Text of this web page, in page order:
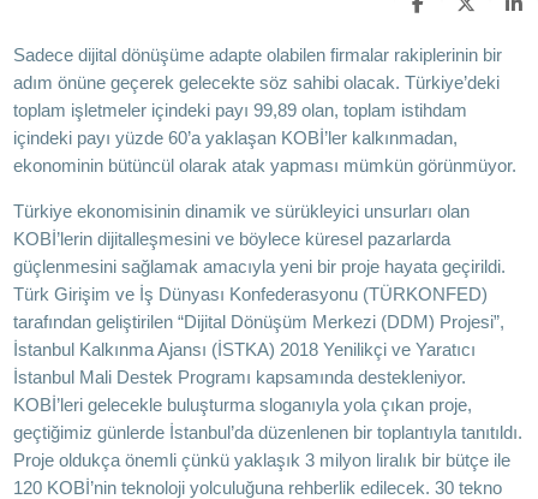
Sadece dijital dönüşüme adapte olabilen firmalar rakiplerinin bir
adım önüne geçerek gelecekte söz sahibi olacak. Türkiye’deki
toplam işletmeler içindeki payı 99,89 olan, toplam istihdam
içindeki payı yüzde 60’a yaklaşan KOBİ’ler kalkınmadan,
ekonominin bütüncül olarak atak yapması mümkün görünmüyor.
Türkiye ekonomisinin dinamik ve sürükleyici unsurları olan
KOBİ’lerin dijitalleşmesini ve böylece küresel pazarlarda
güçlenmesini sağlamak amacıyla yeni bir proje hayata geçirildi.
Türk Girişim ve İş Dünyası Konfederasyonu (TÜRKONFED)
tarafından geliştirilen “Dijital Dönüşüm Merkezi (DDM) Projesi”,
İstanbul Kalkınma Ajansı (İSTKA) 2018 Yenilikçi ve Yaratıcı
İstanbul Mali Destek Programı kapsamında destekleniyor.
KOBİ’leri gelecekle buluşturma sloganıyla yola çıkan proje,
geçtiğimiz günlerde İstanbul’da düzenlenen bir toplantıyla tanıtıldı.
Proje oldukça önemli çünkü yaklaşık 3 milyon liralık bir bütçe ile
120 KOBİ’nin teknoloji yolculuğuna rehberlik edilecek. 30 tekno